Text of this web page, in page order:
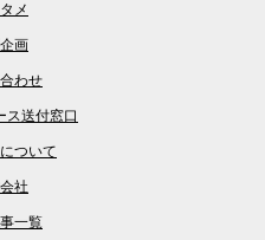
メ
画
わせ
ス送付窓口
ついて
社
一覧